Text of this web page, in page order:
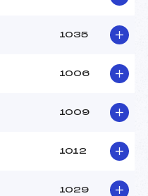
1035
1006
1009
1012
1029